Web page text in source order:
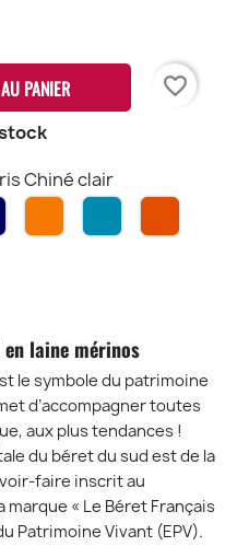
PANIER favorite_border
Chiné clair
Marine CitrouilleBleu
Crepuscule
laine mérinos
le symbole du patrimoine
d’accompagner toutes
aux plus tendances !
du béret du sud est de la
faire inscrit au
« Le Béret Français
Patrimoine Vivant (EPV).